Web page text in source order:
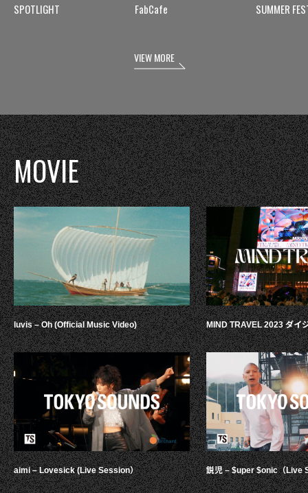
SPOTLIGHT FabCafe SUMMER
VIEW MORE
MOVIE
luvis – Oh (Official Music Video)
aimi – Lovesick (Live Session）
MIND TRAVEL 2023 ダイ
鋭児 – $uper $onic（Live